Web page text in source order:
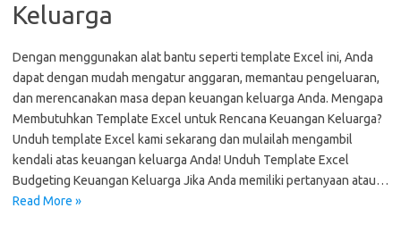
Keluarga
Dengan menggunakan alat bantu seperti template Excel ini, Anda
dapat dengan mudah mengatur anggaran, memantau pengeluaran,
dan merencanakan masa depan keuangan keluarga Anda. Mengapa
Membutuhkan Template Excel untuk Rencana Keuangan Keluarga?
Unduh template Excel kami sekarang dan mulailah mengambil
kendali atas keuangan keluarga Anda! Unduh Template Excel
Budgeting Keuangan Keluarga Jika Anda memiliki pertanyaan atau…
Read More »